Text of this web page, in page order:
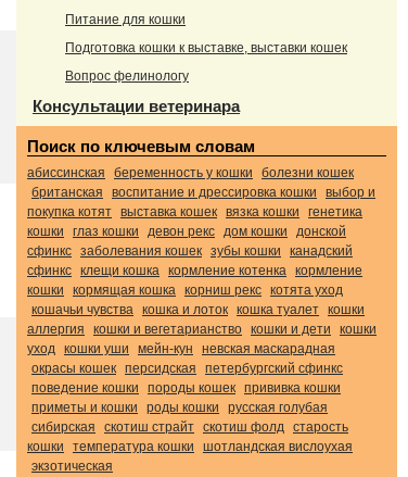
Питание для кошки
Подготовка кошки к выставке, выставки кошек
Вопрос фелинологу
Консультации ветеринара
Поиск по ключевым словам
абиссинская беременность у кошки
болезни кошек
британская
воспитание и дрессировка кошки
выбор и
покупка котят выставка кошек вязка кошки
генетика
кошки
глаз кошки девон рекс дом кошки
донской
сфинкс заболевания кошек зубы кошки
канадский
сфинкс клещи кошка кормление котенка кормление
кошки
кормящая кошка корниш рекс котята уход
кошачьи чувства кошка и лоток кошка туалет кошки
аллергия
кошки и вегетарианство кошки и дети
кошки
уход кошки уши мейн-кун
невская маскарадная
окрасы кошек персидская
петербургский сфинкс
поведение кошки
породы кошек прививка кошки
приметы и кошки
роды кошки
русская голубая
сибирская
скотиш страйт скотиш фолд старость
кошки
температура кошки
шотландская вислоухая
экзотическая